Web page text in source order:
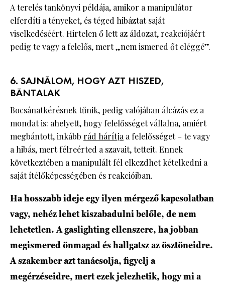
A terelés tankönyvi példája, amikor a manipulátor
elferdíti a tényeket, és téged hibáztat saját
viselkedéséért. Hirtelen ő lett az áldozat, reakciójáért
pedig te vagy a felelős, mert „nem ismered őt eléggé”.
6. SAJNÁLOM, HOGY AZT HISZED,
BÁNTALAK
Bocsánatkérésnek tűnik, pedig valójában álcázás ez a
mondat is: ahelyett, hogy felelősséget vállalna, amiért
megbántott, inkább rád hárítjaa felelősséget – te vagy
a hibás, mert félreérted a szavait, tetteit. Ennek
következtében a manipulált fél elkezdhet kételkedni a
saját ítélőképességében és reakcióiban.
Ha hosszabb ideje egy ilyen mérgező kapcsolatban
vagy, nehéz lehet kiszabadulni belőle, de nem
lehetetlen. A gaslighting ellenszere, ha jobban
megismered önmagad és hallgatsz az ösztöneidre.
A szakember azt tanácsolja, figyelj a
megérzéseidre, mert ezek jelezhetik, hogy mi a